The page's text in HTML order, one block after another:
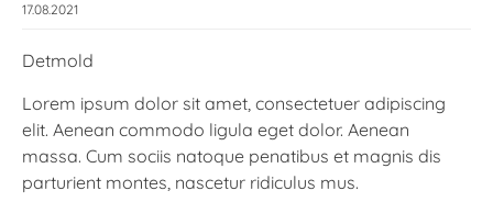
17.08.2021
Detmold
Lorem ipsum dolor sit amet, consectetuer adipiscing
elit. Aenean commodo ligula eget dolor. Aenean
massa. Cum sociis natoque penatibus et magnis dis
parturient montes, nascetur ridiculus mus.